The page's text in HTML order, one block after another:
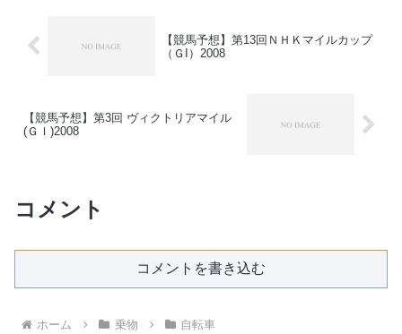
【競馬予想】第13回ＮＨＫマイルカップ
（ＧI）2008
【競馬予想】第3回 ヴィクトリアマイル
(ＧＩ)2008
コメント
コメントを書き込む
ホーム 乗物 自転車